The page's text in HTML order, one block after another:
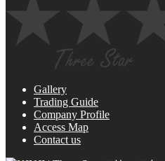
Gallery
Trading Guide
Company Profile
Access Map
Contact us